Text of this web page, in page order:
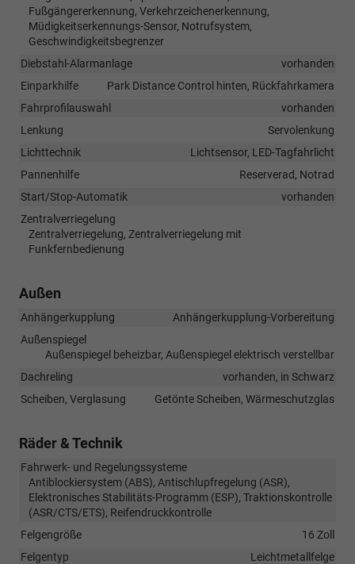
Fußgängererkennung, Verkehrzeichenerkennung,
Müdigkeitserkennungs-Sensor, Notrufsystem,
Geschwindigkeitsbegrenzer
Diebstahl-Alarmanlage
vorhanden
Einparkhilfe
Park Distance Control hinten, Rückfahrkamera
Fahrprofilauswahl
vorhanden
Lenkung
Servolenkung
Lichttechnik
Lichtsensor, LED-Tagfahrlicht
Pannenhilfe
Reserverad, Notrad
Start/Stop-Automatik
vorhanden
Zentralverriegelung
Zentralverriegelung, Zentralverriegelung mit
Funkfernbedienung
Außen
Anhängerkupplung
Anhängerkupplung-Vorbereitung
Außenspiegel
Außenspiegel beheizbar, Außenspiegel elektrisch verstellbar
Dachreling
vorhanden, in Schwarz
Scheiben, Verglasung
Getönte Scheiben, Wärmeschutzglas
Räder & Technik
Fahrwerk- und Regelungssysteme
Antiblockiersystem (ABS), Antischlupfregelung (ASR),
Elektronisches Stabilitäts-Programm (ESP), Traktionskontrolle
(ASR/CTS/ETS), Reifendruckkontrolle
Felgengröße
16 Zoll
Felgentyp
Leichtmetallfelge